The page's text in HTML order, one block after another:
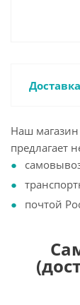
Доставка
Наш
предлагает
почтой